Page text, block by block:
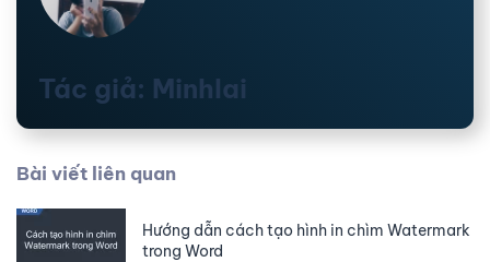
Tác giả: Minhlai
Bài viết liên quan
Hướng dẫn cách tạo hình in chìm Watermark
trong Word